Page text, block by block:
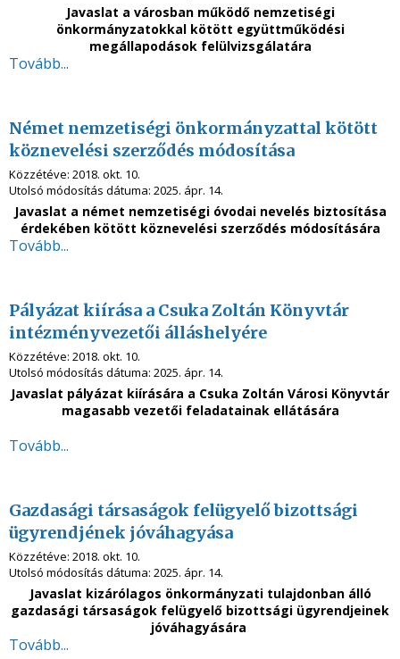
Javaslat a városban működő nemzetiségi
önkormányzatokkal kötött együttműködési
megállapodások felülvizsgálatára
Tovább...
Német nemzetiségi önkormányzattal kötött
köznevelési szerződés módosítása
Közzétéve: 2018. okt. 10.
Utolsó módosítás dátuma: 2025. ápr. 14.
Javaslat a német nemzetiségi óvodai nevelés biztosítása
érdekében kötött köznevelési szerződés módosítására
Tovább...
Pályázat kiírása a Csuka Zoltán Könyvtár
intézményvezetői álláshelyére
Közzétéve: 2018. okt. 10.
Utolsó módosítás dátuma: 2025. ápr. 14.
Javaslat pályázat kiírására a Csuka Zoltán Városi Könyvtár
magasabb vezetői feladatainak ellátására
Tovább...
Gazdasági társaságok felügyelő bizottsági
ügyrendjének jóváhagyása
Közzétéve: 2018. okt. 10.
Utolsó módosítás dátuma: 2025. ápr. 14.
Javaslat kizárólagos önkormányzati tulajdonban álló
gazdasági társaságok felügyelő bizottsági ügyrendjeinek
jóváhagyására
Tovább...